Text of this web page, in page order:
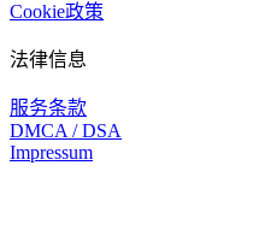
Cookie政策
法律信息
服务条款
DMCA / DSA
Impressum